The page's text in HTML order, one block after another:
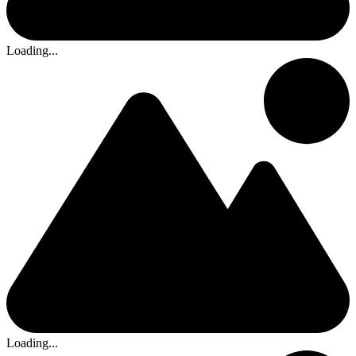
Loading...
Loading...